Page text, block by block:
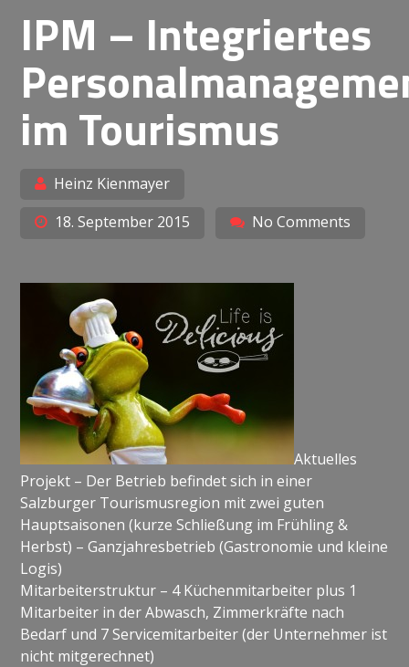
IPM – Integriertes
im Tourismus
Heinz Kienmayer
18. September 2015
No Comments
Aktuelles
Projekt – Der Betrieb befindet sich in einer
Salzburger Tourismusregion mit zwei guten
Hauptsaisonen (kurze Schließung im Frühling &
Herbst) – Ganzjahresbetrieb (Gastronomie und kleine
Logis)
Mitarbeiterstruktur – 4 Küchenmitarbeiter plus 1
Mitarbeiter in der Abwasch, Zimmerkräfte nach
Bedarf und 7 Servicemitarbeiter (der Unternehmer ist
nicht mitgerechnet)